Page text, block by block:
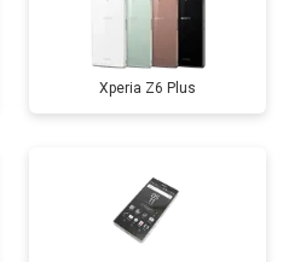
Xperia Z6 Plus